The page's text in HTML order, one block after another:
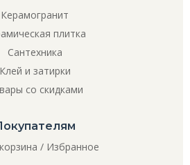
Керамогранит
плитка
Сантехника
Клей и затирки
со скидками
/ Избранное